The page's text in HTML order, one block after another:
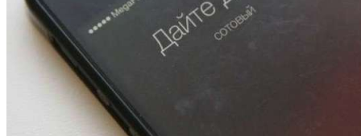
18:39
В Красноармейском районе Волгограда стартует
конкурс на ремонт моста через Волго‑Донской
судоходный канал